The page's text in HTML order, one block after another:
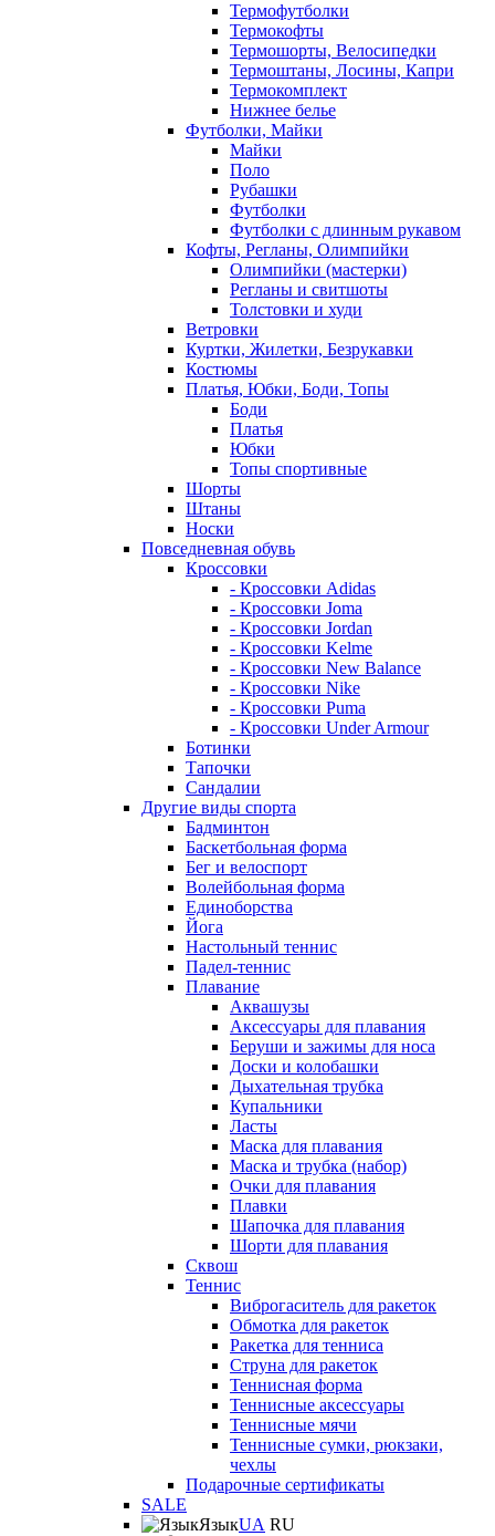
Термофутболки
Термокофты
Термошорты, Велосипедки
Термоштаны, Лосины, Капри
Термокомплект
Нижнее белье
Футболки, Майки
Майки
Поло
Рубашки
Футболки
Футболки с длинным рукавом
Кофты, Регланы, Олимпийки
Олимпийки (мастерки)
Регланы и свитшоты
Толстовки и худи
Ветровки
Куртки, Жилетки, Безрукавки
Костюмы
Платья, Юбки, Боди, Топы
Боди
Платья
Юбки
Топы спортивные
Шорты
Штаны
Носки
Повседневная обувь
Кроссовки
- Кроссовки Adidas
- Кроссовки Joma
- Кроссовки Jordan
- Кроссовки Kelme
- Кроссовки New Balance
- Кроссовки Nike
- Кроссовки Puma
- Кроссовки Under Armour
Ботинки
Тапочки
Сандалии
Другие виды спорта
Бадминтон
Баскетбольная форма
Бег и велоспорт
Волейбольная форма
Единоборства
Йога
Настольный теннис
Падел-теннис
Плавание
Аквашузы
Аксессуары для плавания
Беруши и зажимы для носа
Доски и колобашки
Дыхательная трубка
Купальники
Ласты
Маска для плавания
Маска и трубка (набор)
Очки для плавания
Плавки
Шапочка для плавания
Шорти для плавания
Сквош
Теннис
Виброгаситель для ракеток
Обмотка для ракеток
Ракетка для тенниса
Струна для ракеток
Теннисная форма
Теннисные аксессуары
Теннисные мячи
Теннисные сумки, рюкзаки,
чехлы
Подарочные сертификаты
SALE
ЯзыкUA RU